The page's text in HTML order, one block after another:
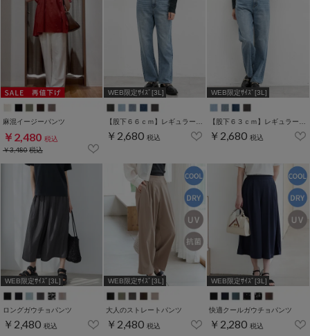
麻混イージーパンツ
￥2,480 税込
￥3,480税込
WEB限定ｻｲｽﾞ[3L]
￥2,680 税込
WEB限定ｻｲｽﾞ[3L]
￥2,680 税込
WEB限定ｻｲｽﾞ[3L]
ロングガウチョパンツ
￥2,480 税込
WEB限定ｻｲｽﾞ[3L]
大人のストレートパンツ
￥2,480 税込
WEB限定ｻｲｽﾞ[3L]
快適クールガウチョパンツ
￥2,280 税込